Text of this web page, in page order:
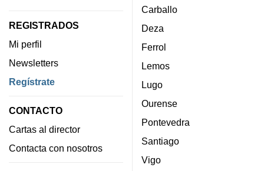
REGISTRADOS
Mi perfil
Newsletters
Regístrate
CONTACTO
Cartas al director
Contacta con nosotros
Carballo
Deza
Ferrol
Lemos
Lugo
Ourense
Pontevedra
Santiago
Vigo